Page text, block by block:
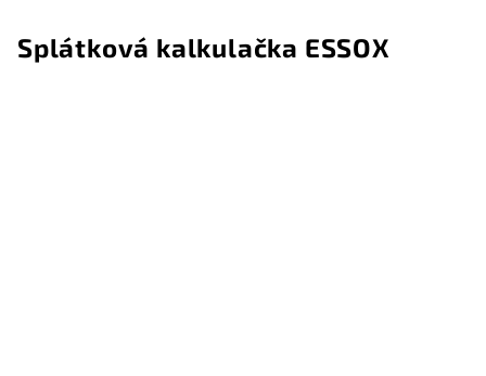
Splátková kalkulačka ESSOX